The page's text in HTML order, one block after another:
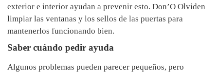
exterior e interior ayudan a prevenir esto. Don’O Olviden
limpiar las ventanas y los sellos de las puertas para
mantenerlos funcionando bien.
Saber cuándo pedir ayuda
Algunos problemas pueden parecer pequeños, pero